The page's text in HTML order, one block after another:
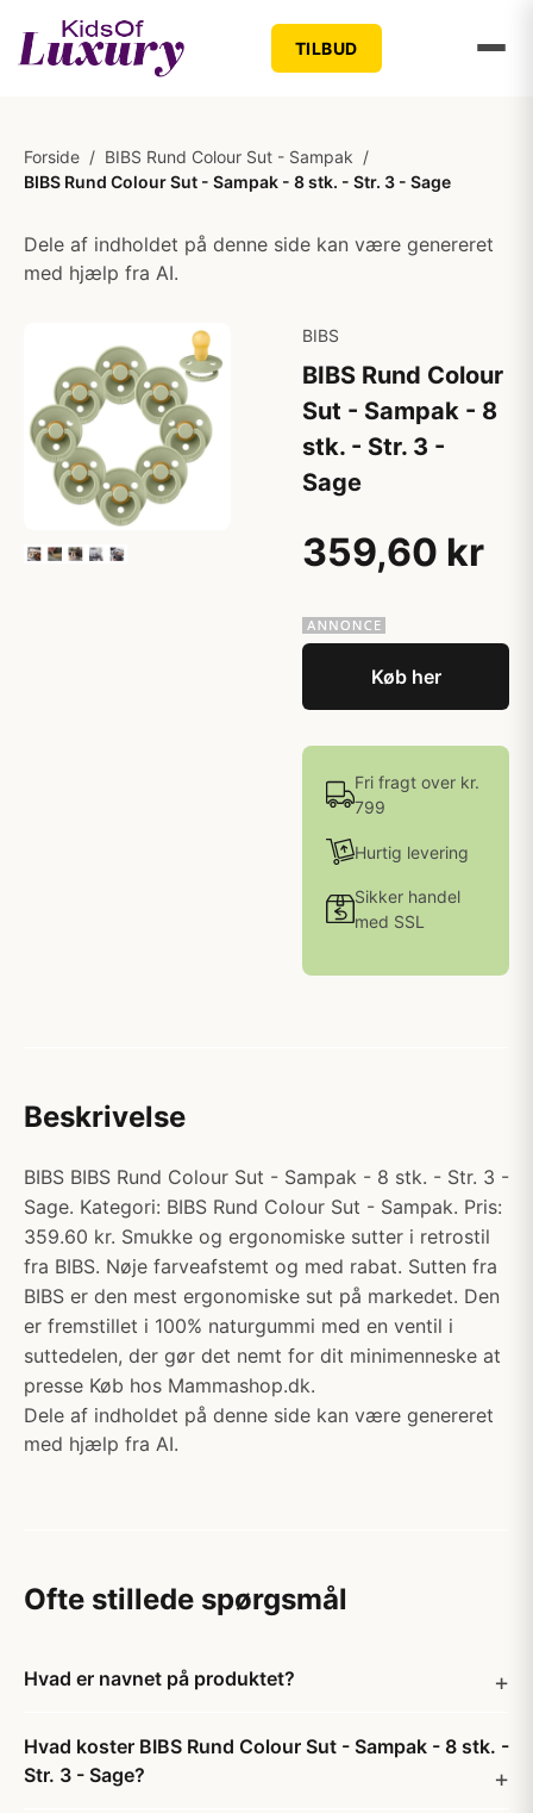
TILBUD
Forside / BIBS Rund Colour Sut - Sampak /
BIBS Rund Colour Sut - Sampak - 8 stk. - Str. 3 - Sage
Dele af indholdet på denne side kan være genereret
med hjælp fra AI.
BIBS
BIBS Rund Colour
Sut - Sampak - 8
stk. - Str. 3 -
Sage
359,60 kr
Køb her
Fri fragt over kr.
799
Hurtig levering
Sikker handel
med SSL
Beskrivelse
BIBS BIBS Rund Colour Sut - Sampak - 8 stk. - Str. 3 -
Sage. Kategori: BIBS Rund Colour Sut - Sampak. Pris:
359.60 kr. Smukke og ergonomiske sutter i retrostil
fra BIBS. Nøje farveafstemt og med rabat. Sutten fra
BIBS er den mest ergonomiske sut på markedet. Den
er fremstillet i 100% naturgummi med en ventil i
suttedelen, der gør det nemt for dit minimenneske at
presse Køb hos Mammashop.dk.
Dele af indholdet på denne side kan være genereret
med hjælp fra AI.
Ofte stillede spørgsmål
Hvad er navnet på produktet?
Hvad koster BIBS Rund Colour Sut - Sampak - 8 stk. -
Str. 3 - Sage?